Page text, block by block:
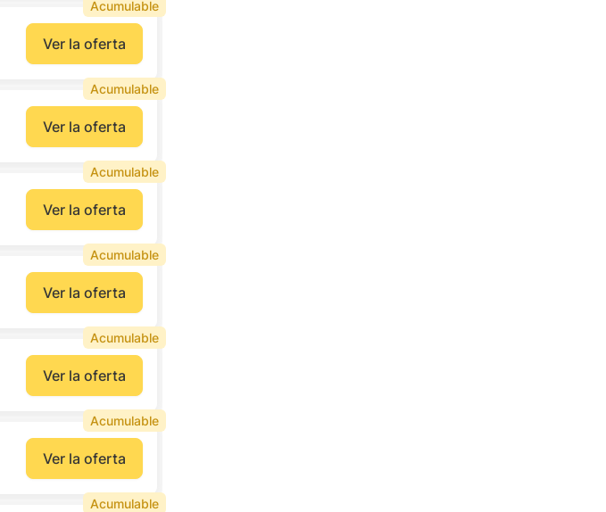
Ver la oferta
Acumulable
Ver la oferta
Acumulable
Ver la oferta
Acumulable
Ver la oferta
Acumulable
Ver la oferta
Acumulable
Ver la oferta
Acumulable
Acumulable